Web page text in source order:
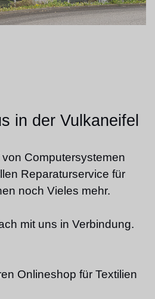
in der Vulkaneifel
Computersystemen
Reparaturservice für
noch Vieles mehr.
mit uns in Verbindung.
Onlineshop für Textilien